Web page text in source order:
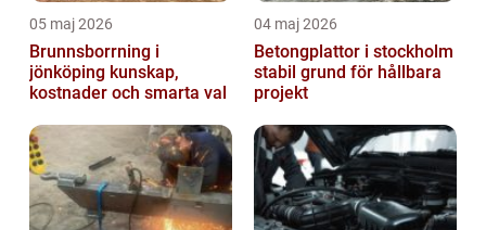
05 maj 2026
Brunnsborrning i
jönköping kunskap,
kostnader och smarta val
04 maj 2026
Betongplattor i stockholm
stabil grund för hållbara
projekt